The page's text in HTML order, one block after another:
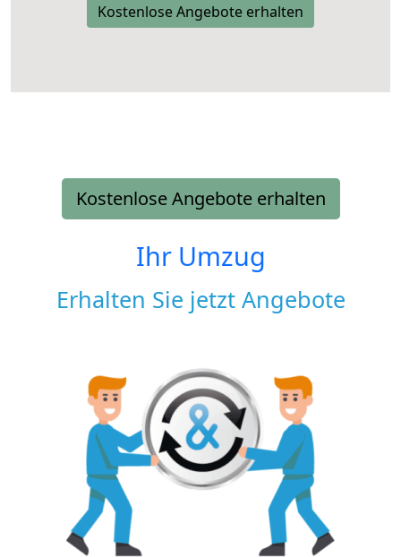
Kostenlose Angebote erhalten
Kostenlose Angebote erhalten
Ihr Umzug
Erhalten Sie jetzt Angebote